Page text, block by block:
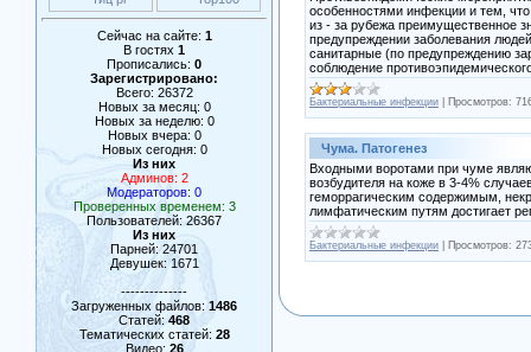
Сейчас на сайте: 1
В гостях 1
Прописались: 0
Зарегистрировано:
Всего: 26372
Новых за месяц: 0
Новых за неделю: 0
Новых вчера: 0
Новых сегодня: 0
Из них
Админов: 2
Модераторов: 0
Проверенных временем: 3
Пользователей: 26367
Из них
Парней: 24701
Девушек: 1671
--------------
Загруженных файлов: 1486
Статей: 468
Тематических статей: 28
Видео: 26
особенностями инфекции и тем,
из - за рубежа преимущественное
предупреждении заболевания
санитарные (по предупреждению
соблюдение
Бактериальные инфекции Просмотров:
Чума. Патогенез
Входными воротами при чуме
возбудителя на коже в 3-4%
геморрагическим содержимым,
лимфатическим путям достигает
Бактериальные инфекции Просмотров: